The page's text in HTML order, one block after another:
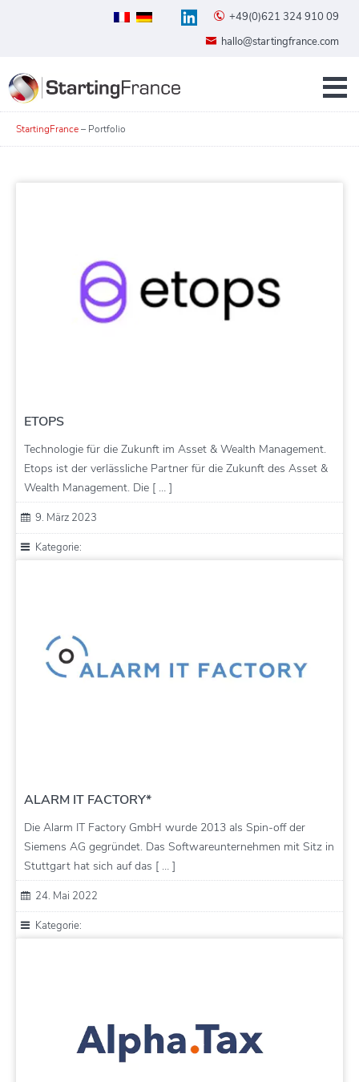
+49(0)621 324 910 09
hallo@startingfrance.com
StartingFrance– Portfolio
ETOPS
Technologie für die Zukunft im Asset & Wealth Management.
Etops ist der verlässliche Partner für die Zukunft des Asset &
Wealth Management. Die [ … ]
9. März 2023
Kategorie:
ALARM IT FACTORY*
Die Alarm IT Factory GmbH wurde 2013 als Spin-off der
Siemens AG gegründet. Das Softwareunternehmen mit Sitz in
Stuttgart hat sich auf das [ … ]
24. Mai 2022
Kategorie: